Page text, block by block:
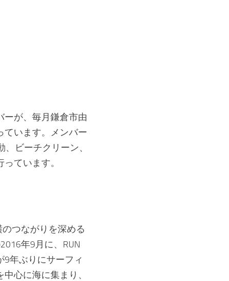
が、毎月鎌倉市由
います。メンバー
ビーチクリーン、
ています。
つながりを深める
年9月に、RUN
年ぶりにサーフィ
心に海に集まり、